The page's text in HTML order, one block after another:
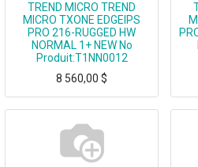
TREND MICRO TREND
MICRO TXONE EDGEIPS
PRO 216-RUGGED HW
NORMAL 1+ NEW No
Produit:T1NN0012
8 560,00 $